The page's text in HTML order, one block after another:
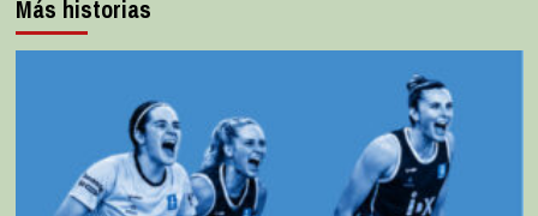
Más historias